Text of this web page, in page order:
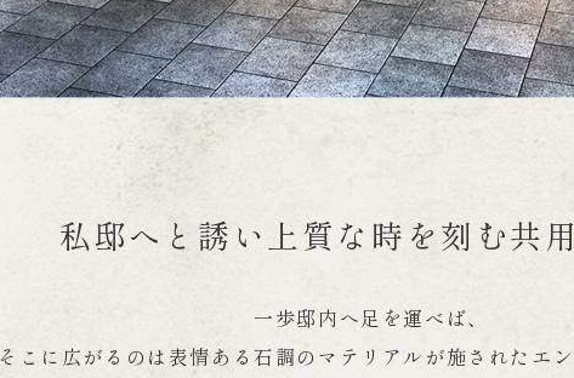
私邸へと誘い上質な時を刻む共用
一歩邸内へ足を運べば、
そこに広がるのは表情ある石調の マテリアルが施されたエ